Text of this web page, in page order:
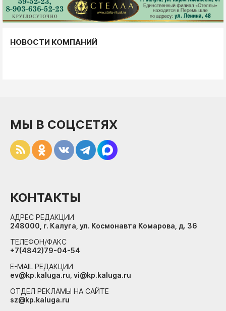
НОВОСТИ КОМПАНИЙ
МЫ В СОЦСЕТЯХ
КОНТАКТЫ
АДРЕС РЕДАКЦИИ
248000, г. Калуга, ул. Космонавта Комарова, д. 36
ТЕЛЕФОН/ФАКС
+7(4842)79-04-54
E-MAIL РЕДАКЦИИ
ev@kp.kaluga.ru, vi@kp.kaluga.ru
ОТДЕЛ РЕКЛАМЫ НА САЙТЕ
sz@kp.kaluga.ru